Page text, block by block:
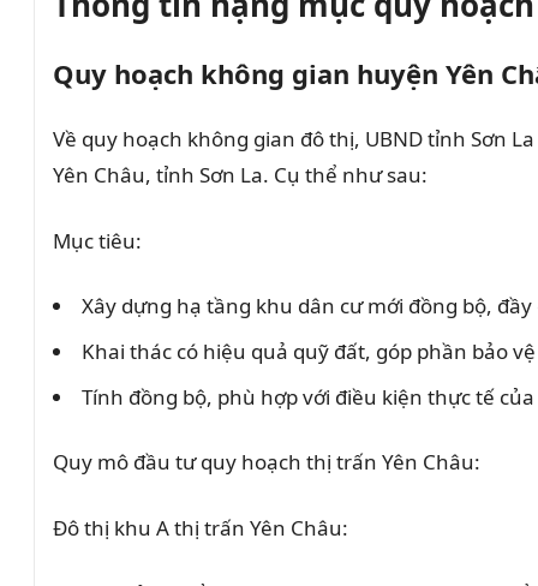
Quy hoạch không gian huyện Yên
Về quy hoạch không gian đô thị, UBND tỉnh Sơn
Yên Châu, tỉnh Sơn La. Cụ thể như sau:
Mục tiêu:
Xây dựng hạ tầng khu dân cư mới đồng bộ,
Khai thác có hiệu quả quỹ đất, góp phần bảo
Tính đồng bộ, phù hợp với điều kiện thực tế
Quy mô đầu tư quy hoạch thị trấn Yên Châu:
Đô thị khu A thị trấn Yên Châu: